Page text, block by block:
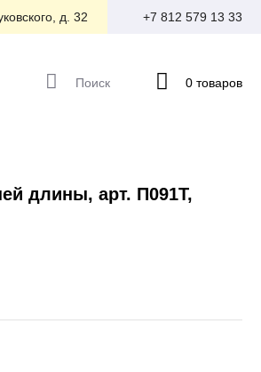
д. 32 +7 812 579 13 33
Поиск 0 товаров
длины, арт. П091Т,